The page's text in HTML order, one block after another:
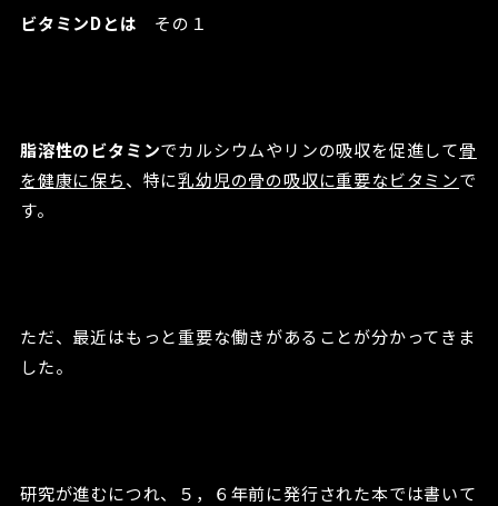
ビタミンDとは その１
脂溶性のビタミンでカルシウムやリンの吸収を促進して骨
を健康に保ち、特に乳幼児の骨の吸収に重要なビタミンで
す。
ただ、最近はもっと重要な働きがあることが分かってきま
した。
研究が進むにつれ、５，６年前に発行された本では書いて